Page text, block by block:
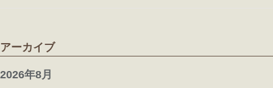
アーカイブ
2026年8月